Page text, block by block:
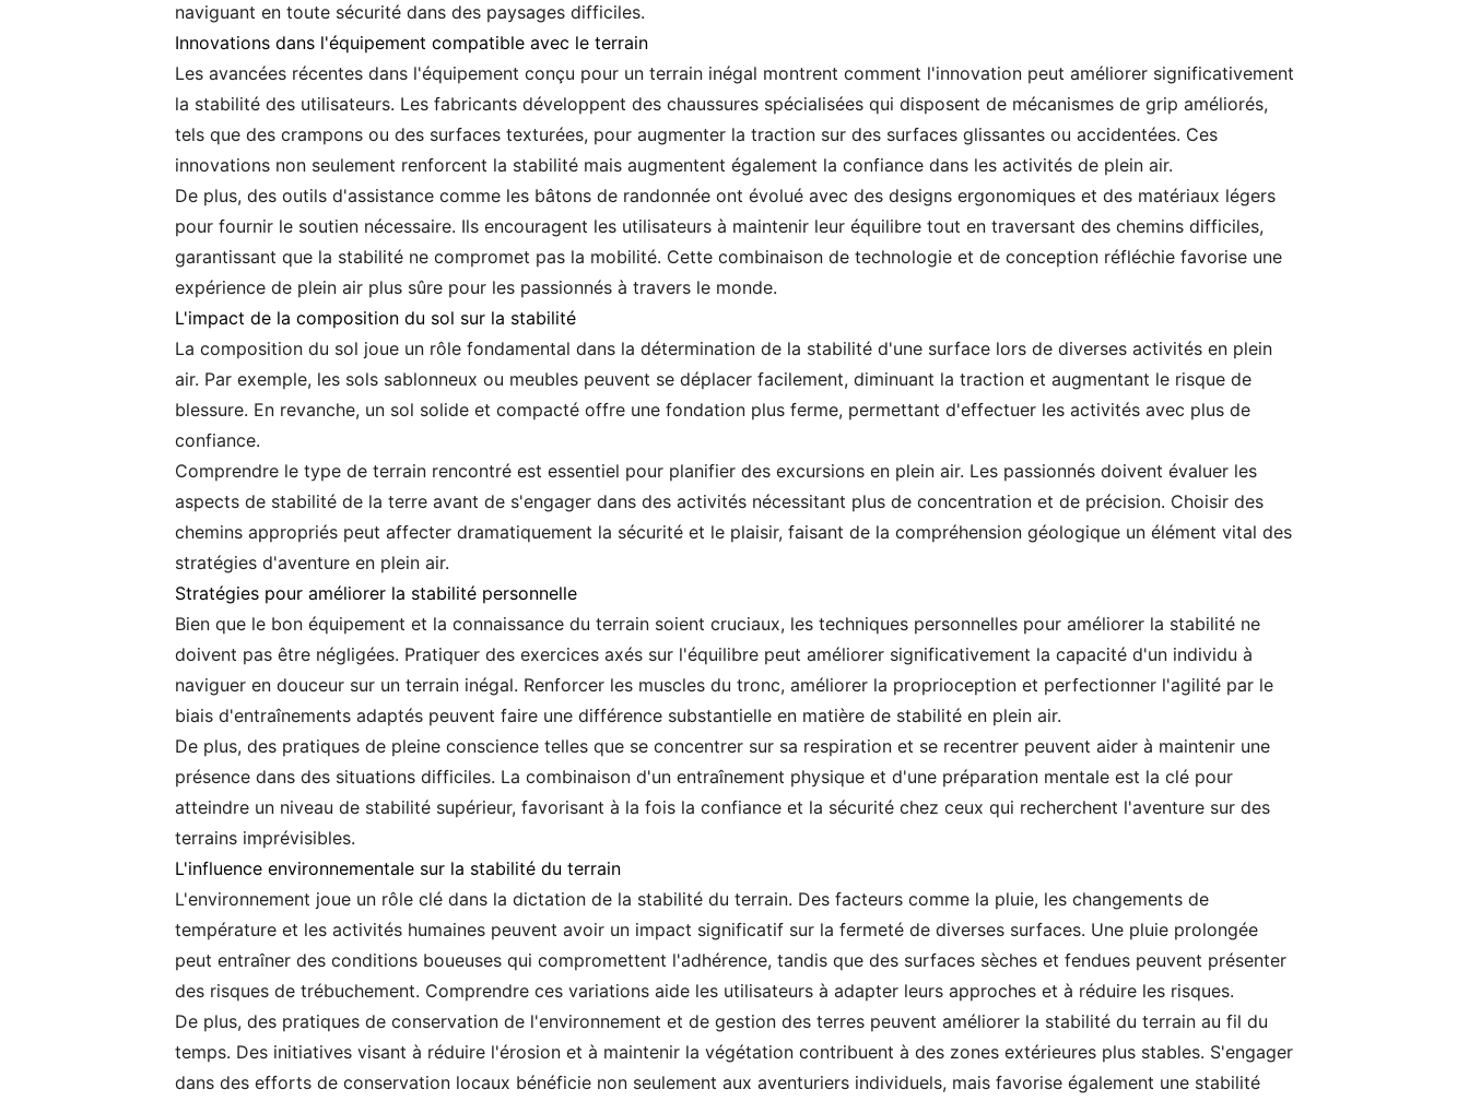
naviguant en toute sécurité dans des paysages difficiles.
Innovations dans l'équipement compatible avec le terrain
Les avancées récentes dans l'équipement conçu pour un terrain inégal montrent comment l'innovation peut améliorer significativement
la stabilité des utilisateurs. Les fabricants développent des chaussures spécialisées qui disposent de mécanismes de grip améliorés,
tels que des crampons ou des surfaces texturées, pour augmenter la traction sur des surfaces glissantes ou accidentées. Ces
innovations non seulement renforcent la stabilité mais augmentent également la confiance dans les activités de plein air.
De plus, des outils d'assistance comme les bâtons de randonnée ont évolué avec des designs ergonomiques et des matériaux légers
pour fournir le soutien nécessaire. Ils encouragent les utilisateurs à maintenir leur équilibre tout en traversant des chemins difficiles,
garantissant que la stabilité ne compromet pas la mobilité. Cette combinaison de technologie et de conception réfléchie favorise une
expérience de plein air plus sûre pour les passionnés à travers le monde.
L'impact de la composition du sol sur la stabilité
La composition du sol joue un rôle fondamental dans la détermination de la stabilité d'une surface lors de diverses activités en plein
air. Par exemple, les sols sablonneux ou meubles peuvent se déplacer facilement, diminuant la traction et augmentant le risque de
blessure. En revanche, un sol solide et compacté offre une fondation plus ferme, permettant d'effectuer les activités avec plus de
confiance.
Comprendre le type de terrain rencontré est essentiel pour planifier des excursions en plein air. Les passionnés doivent évaluer les
aspects de stabilité de la terre avant de s'engager dans des activités nécessitant plus de concentration et de précision. Choisir des
chemins appropriés peut affecter dramatiquement la sécurité et le plaisir, faisant de la compréhension géologique un élément vital des
stratégies d'aventure en plein air.
Stratégies pour améliorer la stabilité personnelle
Bien que le bon équipement et la connaissance du terrain soient cruciaux, les techniques personnelles pour améliorer la stabilité ne
doivent pas être négligées. Pratiquer des exercices axés sur l'équilibre peut améliorer significativement la capacité d'un individu à
naviguer en douceur sur un terrain inégal. Renforcer les muscles du tronc, améliorer la proprioception et perfectionner l'agilité par le
biais d'entraînements adaptés peuvent faire une différence substantielle en matière de stabilité en plein air.
De plus, des pratiques de pleine conscience telles que se concentrer sur sa respiration et se recentrer peuvent aider à maintenir une
présence dans des situations difficiles. La combinaison d'un entraînement physique et d'une préparation mentale est la clé pour
atteindre un niveau de stabilité supérieur, favorisant à la fois la confiance et la sécurité chez ceux qui recherchent l'aventure sur des
terrains imprévisibles.
L'influence environnementale sur la stabilité du terrain
L'environnement joue un rôle clé dans la dictation de la stabilité du terrain. Des facteurs comme la pluie, les changements de
température et les activités humaines peuvent avoir un impact significatif sur la fermeté de diverses surfaces. Une pluie prolongée
peut entraîner des conditions boueuses qui compromettent l'adhérence, tandis que des surfaces sèches et fendues peuvent présenter
des risques de trébuchement. Comprendre ces variations aide les utilisateurs à adapter leurs approches et à réduire les risques.
De plus, des pratiques de conservation de l'environnement et de gestion des terres peuvent améliorer la stabilité du terrain au fil du
temps. Des initiatives visant à réduire l'érosion et à maintenir la végétation contribuent à des zones extérieures plus stables. S'engager
dans des efforts de conservation locaux bénéficie non seulement aux aventuriers individuels, mais favorise également une stabilité